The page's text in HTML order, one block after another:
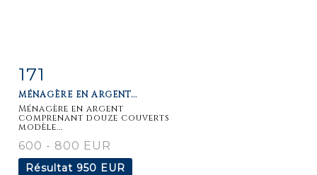
détaillée
171
MÉNAGÈRE EN ARGENT...
Ménagère en argent
comprenant douze couverts
modèle...
600 - 800 EUR
Résultat 950 EUR